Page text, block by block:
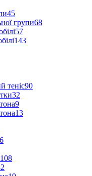
45
групи68
57
143
теніс90
32
9
13
6
108